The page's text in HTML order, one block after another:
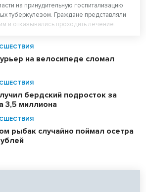
на принудительную госпитализацию
туберкулезом. Граждане представляли
и отказывались проходить лечение.
на велосипеде сломал
бердский подросток за
3,5 миллиона
рыбак случайно поймал осетра